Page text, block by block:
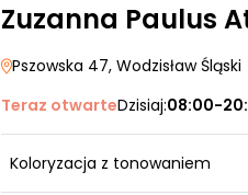
Zuzanna Paulus
Pszowska 47, Wodzisław Śląski
Teraz otwarteDzisiaj:08:00-
Koloryzacja z tonowaniem